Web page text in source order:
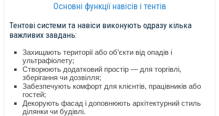
Основні функції навісів і тентів
Тентові системи та навіси виконують одразу кілька
важливих завдань:
Захищають території або об’єкти від опадів і
ультрафіолету;
Створюють додатковий простір — для торгівлі,
зберігання чи дозвілля;
Забезпечують комфорт для клієнтів, працівників або
гостей;
Декорують фасад і доповнюють архітектурний стиль
ділянки чи будівлі.